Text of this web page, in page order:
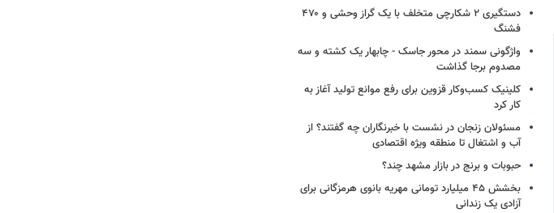
دستگیری ۲ شکارچی متخلف با یک گراز وحشی و ۴۷۰
فشنگ
واژگونی سمند در محور جاسک - چابهار یک کشته و سه
مصدوم برجا گذاشت
کلینیک کسب‌وکار قزوین برای رفع موانع تولید آغاز به
کار کرد
مسئولان زنجان در نشست با خبرنگاران چه گفتند؟ از
آب و اشتغال تا منطقه ویژه اقتصادی
حبوبات و برنج در بازار مشهد چند؟
بخشش ۴۵ میلیارد تومانی مهریه بانوی هرمزگانی برای
آزادی یک زندانی